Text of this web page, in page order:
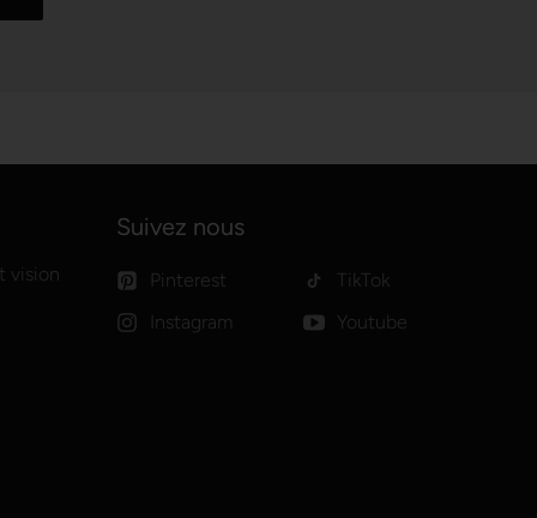
vision
Suivez nous
Pinterest
Instagram
TikTok
Youtube